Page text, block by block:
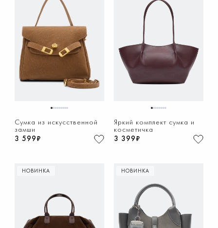
123456789
Сумка из искусственной
замши
3 599₽
12345678
Яркий комплект сумка и
косметичка
3 399₽
НОВИНКА НОВИНКА